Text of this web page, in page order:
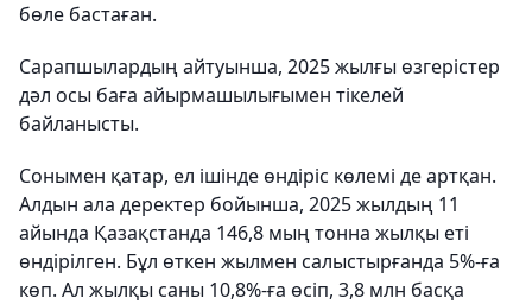
бөле бастаған.
Сарапшылардың айтуынша, 2025 жылғы өзгерістер
дәл осы баға айырмашылығымен тікелей
байланысты.
Сонымен қатар, ел ішінде өндіріс көлемі де артқан.
Алдын ала деректер бойынша, 2025 жылдың 11
айында Қазақстанда 146,8 мың тонна жылқы еті
өндірілген. Бұл өткен жылмен салыстырғанда 5%-ға
көп. Ал жылқы саны 10,8%-ға өсіп, 3,8 млн басқа